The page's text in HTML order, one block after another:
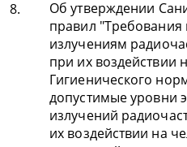
8.
Об утверждении
правил "Требования
излучениям
при их воздействии
Гигиенического
допустимые уровни
излучений
их воздействии на